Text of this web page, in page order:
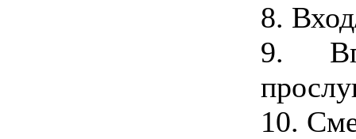
8.
9.
10.